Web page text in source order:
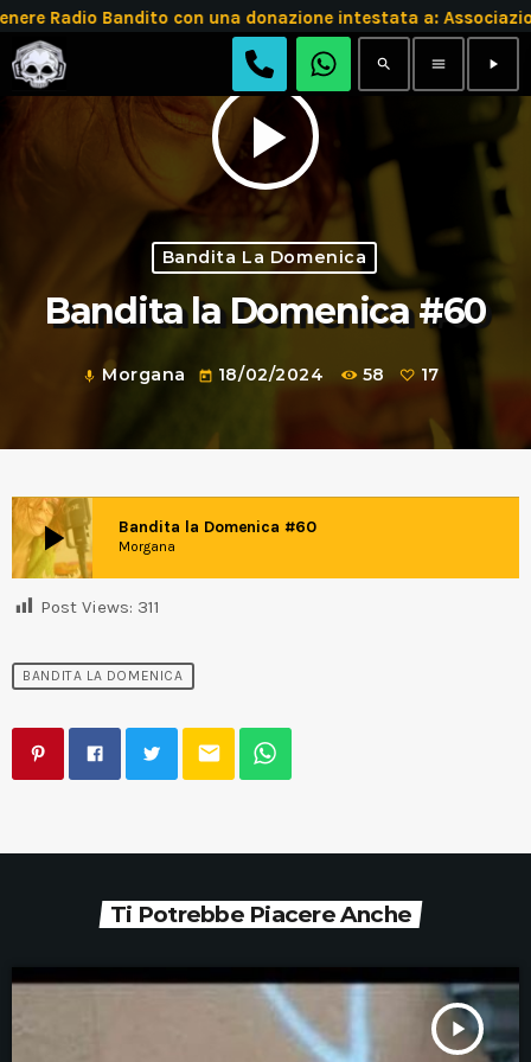
Radio Bandito con una donazione intestata a:
search menu play_arrow
play_arrow
Bandita La Domenica
Bandita la Domenica #60
mic Morgana today 18/02/2024 58 17
play_arrow Bandita la Domenica #60
Morgana
Post Views: 311
BANDITA LA DOMENICA
email
Ti Potrebbe Piacere Anche
play_arrow